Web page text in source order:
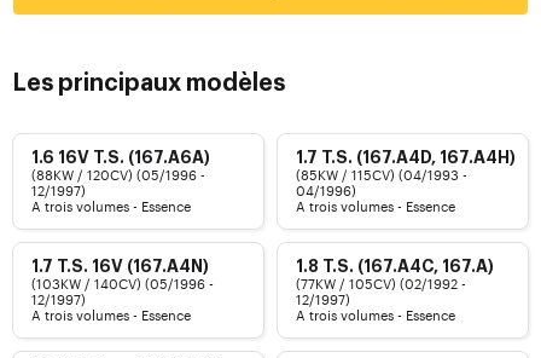
Les principaux modèles
1.6 16V T.S. (167.A6A)
(88KW / 120CV) (05/1996 -
12/1997)
A trois volumes - Essence
1.7 T.S. (167.A4D, 167.A4H)
(85KW / 115CV) (04/1993 -
04/1996)
A trois volumes - Essence
1.7 T.S. 16V (167.A4N)
(103KW / 140CV) (05/1996 -
12/1997)
A trois volumes - Essence
1.8 T.S. (167.A4C, 167.A)
(77KW / 105CV) (02/1992 -
12/1997)
A trois volumes - Essence